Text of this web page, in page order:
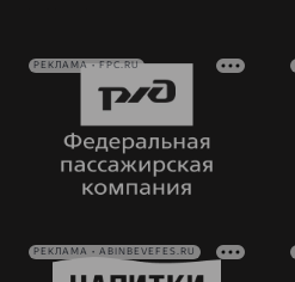
РЕКЛАМА • FPC.RU
РЕКЛАМА • ABINBEVEFES.RU